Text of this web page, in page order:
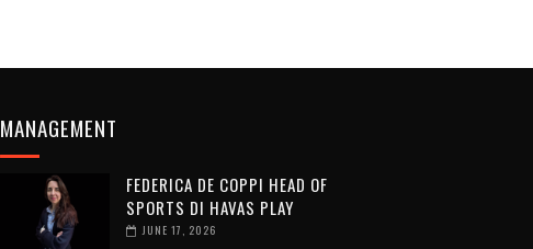
MANAGEMENT
FEDERICA DE COPPI HEAD OF
SPORTS DI HAVAS PLAY
JUNE 17, 2026